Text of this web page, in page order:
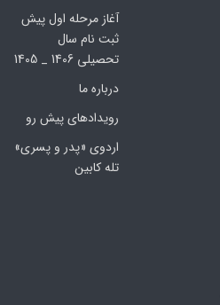
آغاز مرحله اول پیش
ثبت نام سال
تحصیلی 1406 _ 1405
درباره ما
رویدادهای پیش رو
اردوی «پدر و پسری»
تله کابین